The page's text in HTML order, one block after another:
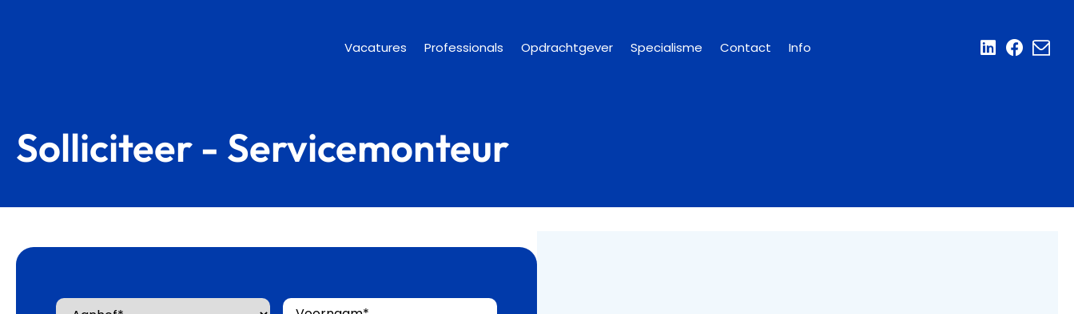
Vacatures Professionals Opdrachtgever Specialisme Contact Info
Solliciteer - Servicemonteur
Aanhef Voornaam